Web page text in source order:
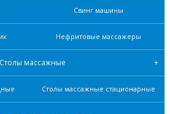
Свинг машины
Нефритовые масcажеры
Столы массажные
Столы массажные стационарные